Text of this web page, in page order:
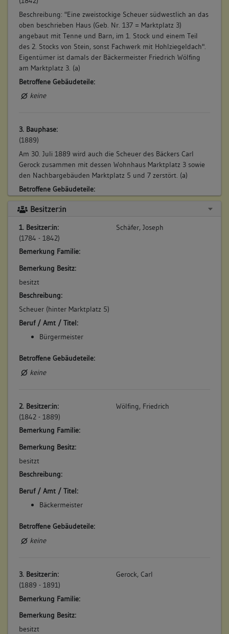
Beschreibung: "Eine zweistockige Scheuer südwestlich an das
oben beschrieben Haus (Geb. Nr. 137 = Marktplatz 3)
angebaut mit Tenne und Barn, im 1. Stock und einem Teil
des 2. Stocks von Stein, sonst Fachwerk mit Hohlziegeldach".
Eigentümer ist damals der Bäckermeister Friedrich Wölfing
am Marktplatz 3. (a)
Betroffene Gebäudeteile:
keine
3. Bauphase:
(1889)
Am 30. Juli 1889 wird auch die Scheuer des Bäckers Carl
Gerock zusammen mit dessen Wohnhaus Marktplatz 3 sowie
den Nachbargebäuden Marktplatz 5 und 7 zerstört. (a)
Betroffene Gebäudeteile:
keine
4. Bauphase:
(1891)
Platz der abgebrannten Scheuer, um nördlich hinter seinem
ebenfalls neu zu erbauenden Wohnhaus Marktplatz 5 eine
neue Scheuer zu errichten. (a)
Betroffene Gebäudeteile:
keine
Besitzer:in
1. Besitzer:in:
(1784 - 1842)
Schäfer, Joseph
Bemerkung Familie:
Bemerkung Besitz:
besitzt
Beschreibung:
Scheuer (hinter Marktplatz 5)
Beruf / Amt / Titel:
Bürgermeister
Betroffene Gebäudeteile:
keine
2. Besitzer:in:
(1842 - 1889)
Wölfing, Friedrich
Bemerkung Familie:
Bemerkung Besitz:
besitzt
Beschreibung:
Beruf / Amt / Titel:
Bäckermeister
Betroffene Gebäudeteile:
keine
3. Besitzer:in:
(1889 - 1891)
Gerock, Carl
Bemerkung Familie:
Bemerkung Besitz:
besitzt